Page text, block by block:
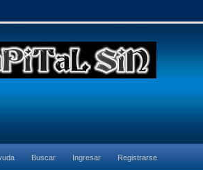
Buscar Ingresar Registrarse